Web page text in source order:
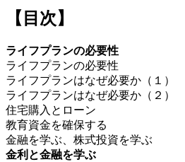
【目次】
ライフプランの必要性
ライフプランの必要性
ライフプランはなぜ必要か（１）
ライフプランはなぜ必要か（２）
住宅購入とローン
教育資金を確保する
金融を学ぶ、株式投資を学ぶ
金利と金融を学ぶ